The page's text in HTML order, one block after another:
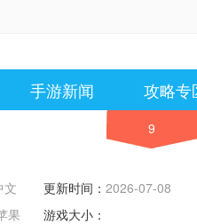
手游新闻 攻略专
9
文 更新时间： 2026-07-08
11:02:55
果 游戏大小：